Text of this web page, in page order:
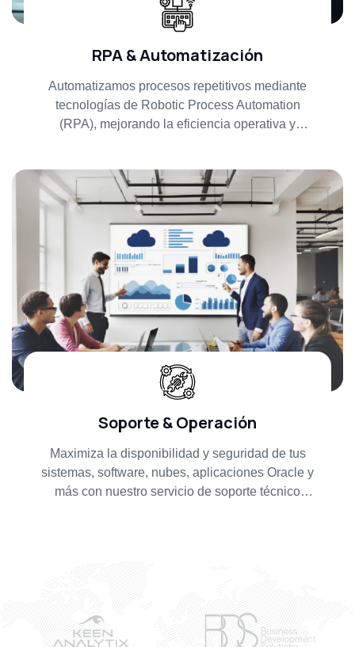
RPA & Automatización
Automatizamos procesos repetitivos mediante
tecnologías de Robotic Process Automation
(RPA), mejorando la eficiencia operativa y
Soporte & Operación
Maximiza la disponibilidad y seguridad de tus
sistemas, software, nubes, aplicaciones Oracle y
más con nuestro servicio de soporte técnico